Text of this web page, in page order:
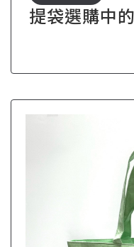
提袋選購中